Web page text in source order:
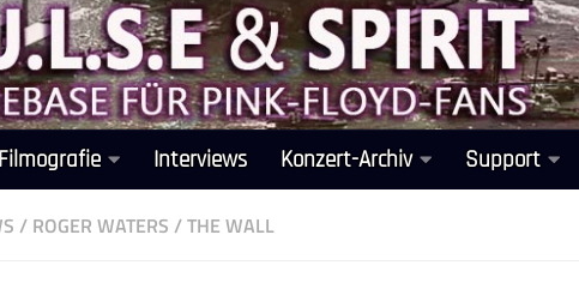
Filmografie Interviews Konzert-Archiv Support
/ ROGER WATERS /THE WALL